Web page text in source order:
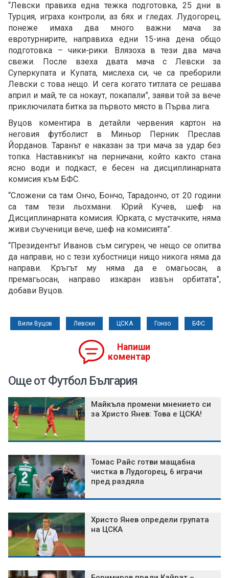
“Левски правиха една тежка подготовка, 25 дни в
Турция, играха контроли, аз бях и гледах. Лудогорец,
понеже имаха два много важни мача за
евротурнирите, направиха едни 15-ина дена общо
подготовка – чики-рики. Влязоха в тези два мача
свежи. После взеха двата мача с Левски за
Суперкупата и Купата, мислеха си, че са преборили
Левски с това нещо. И сега когато титлата се решава
април и май, те са нокаут, покапали”, заяви той за вече
приключилата битка за първото място в Първа лига.
Вуцов коментира в детайли червения картон на
неговия футболист в Миньор Перник Преслав
Йорданов. Таранът е наказан за три мача за удар без
топка. Наставникът на перничани, който както стана
ясно води и подкаст, е бесен на дисциплинарната
комисия към БФС.
“Сложени са там Ончо, Бончо, Тарадончо, от 20 години
са там тези льохмани. Юрий Кучев, шеф на
Дисциплинарната комисия. Юрката, с мустачките, няма
живи съученици вече, шеф на комисията”.
“Президентът Иванов съм сигурен, че нещо се опитва
да направи, но с тези хубостници нищо никога няма да
направи. Кръгът му няма да е омагьосан, а
премагьосан, направо изкаран извън орбитата”,
добави Вуцов.
Вили Вуцов Левски ЦСКА Гонзо БФС
Напиши
коментар
Още от Футбол България
Майкъла промени мнението си
за Христо Янев: Това е ЦСКА!
Томас Райс готви мащабна
чистка в Лудогорец, 6 играчи
пред раздяла
Христо Янев определи групата
на ЦСКА